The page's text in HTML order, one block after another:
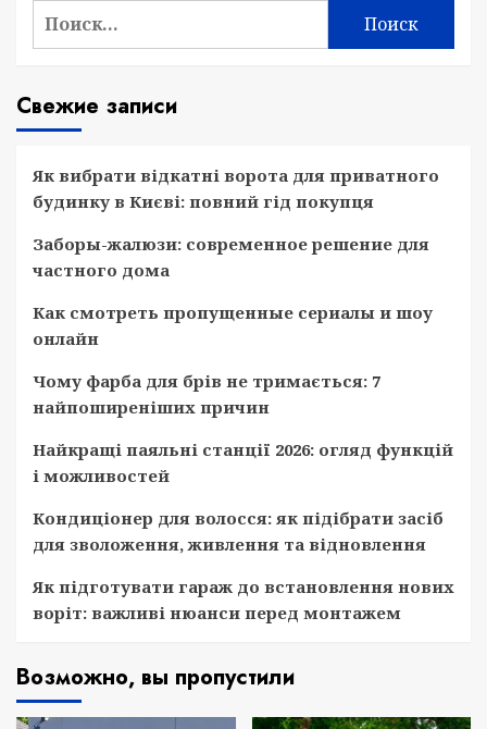
Найти:
Свежие записи
Як вибрати відкатні ворота для приватного
будинку в Києві: повний гід покупця
Заборы-жалюзи: современное решение для
частного дома
Как смотреть пропущенные сериалы и шоу
онлайн
Чому фарба для брів не тримається: 7
найпоширеніших причин
Найкращі паяльні станції 2026: огляд функцій
і можливостей
Кондиціонер для волосся: як підібрати засіб
для зволоження, живлення та відновлення
Як підготувати гараж до встановлення нових
воріт: важливі нюанси перед монтажем
Возможно, вы пропустили